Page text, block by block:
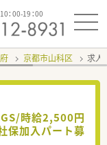
：00-19：00
京都市山科区 求人
時給2,500円
加入パート募